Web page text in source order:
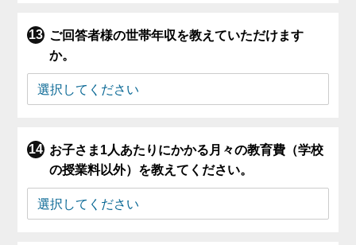
ご回答者様の世帯年収を教えていただけます
か。
お子さま1人あたりにかかる月々の教育費（学校
の授業料以外）を教えてください。